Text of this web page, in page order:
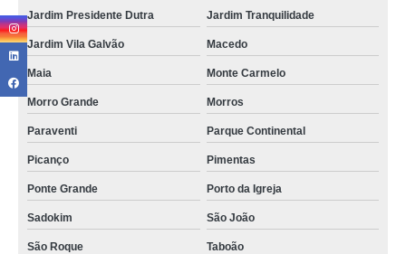
Jardim Presidente Dutra Jardim Tranquilidade
Jardim Vila Galvão Macedo
Maia Monte Carmelo
Morro Grande Morros
Paraventi Parque Continental
Picanço Pimentas
Ponte Grande Porto da Igreja
Sadokim São João
São Roque Taboão